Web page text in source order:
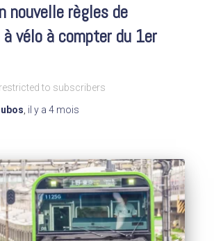
nouvelle règles de
vélo à compter du 1er
to subscribers
il y a 4 mois